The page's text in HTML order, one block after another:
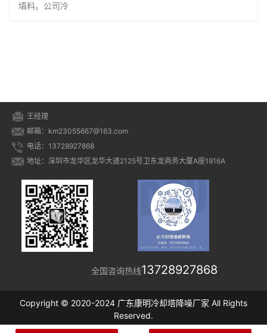
填料。公司冷
王经理
邮箱：km23055667@163.com
电话：13728927868
地址：深圳市龙华区龙华大道2125号卫东龙商务大厦A座1916A
全国咨询热线13728927868
Copyright © 2020-2024 广东康明冷却塔降噪厂家 All Rights
Reserved.